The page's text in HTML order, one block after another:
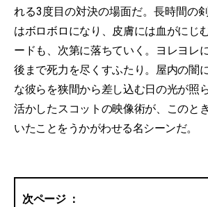
れる3度目の対決の場面だ。長時間の
はボロボロになり、皮膚には血がにじ
ードも、次第に落ちていく。ヨレヨレ
後まで死力を尽くすふたり。屋内の闇
な彼らを狭間から差し込む日の光が照
活かしたスコットの映像術が、このと
いたことをうかがわせる名シーンだ。